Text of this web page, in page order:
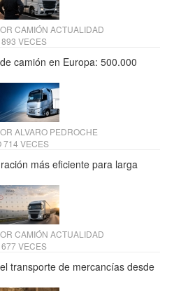
CAMIÓN ACTUALIDAD
VECES
camión en Europa: 500.000
ALVARO PEDROCHE
714 VECES
más eficiente para larga
CAMIÓN ACTUALIDAD
VECES
transporte de mercancías desde